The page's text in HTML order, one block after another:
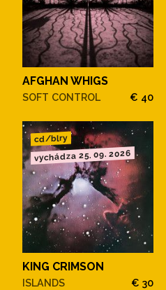
AFGHAN WHIGS
SOFT CONTROL € 40
cd/blry
vychádza 25. 09. 2026
KING CRIMSON
ISLANDS € 30